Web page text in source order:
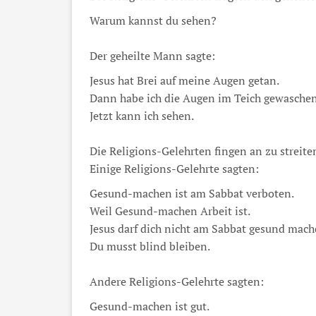
Warum kannst du sehen?
Der geheilte Mann sagte:
Jesus hat Brei auf meine Augen getan.
Dann habe ich die Augen im Teich
Jetzt kann ich sehen.
Die Religions-Gelehrten fingen an zu
Einige Religions-Gelehrte sagten:
Gesund-machen ist am Sabbat verboten.
Weil Gesund-machen Arbeit ist.
Jesus darf dich nicht am Sabbat gesund
Du musst blind bleiben.
Andere Religions-Gelehrte sagten:
Gesund-machen ist gut.